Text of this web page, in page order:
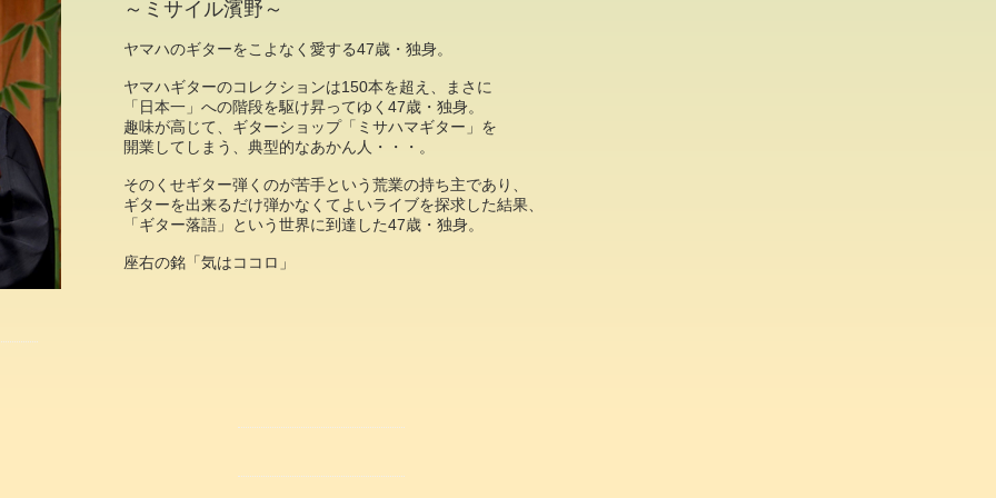
～ミサイル濱野～
ヤマハのギターをこよなく愛する47歳・独身。
ヤマハギターのコレクションは150本を超え、まさに
「日本一」への階段を駆け昇ってゆく47歳・独身。
趣味が高じて、ギターショップ「ミサハマギター」を
開業してしまう、典型的なあかん人・・・。
そのくせギター弾くのが苦手という荒業の持ち主であり、
ギターを出来るだけ弾かなくてよいライブを探求した結果、
「ギター落語」という世界に到達した47歳・独身。
座右の銘「気はココロ」